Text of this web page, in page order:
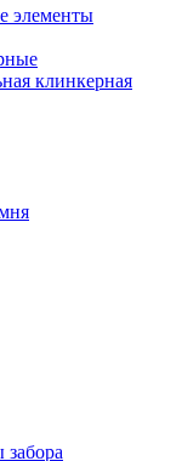
элементы
клинкерная